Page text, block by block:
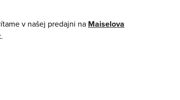
v našej predajni na Maiselova